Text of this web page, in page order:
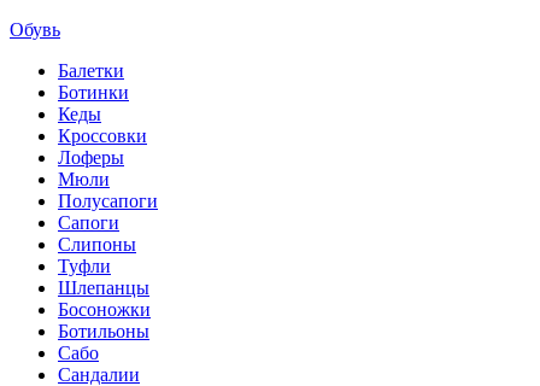
Обувь
Балетки
Ботинки
Кеды
Кроссовки
Лоферы
Мюли
Полусапоги
Сапоги
Слипоны
Туфли
Шлепанцы
Босоножки
Ботильоны
Сабо
Сандалии